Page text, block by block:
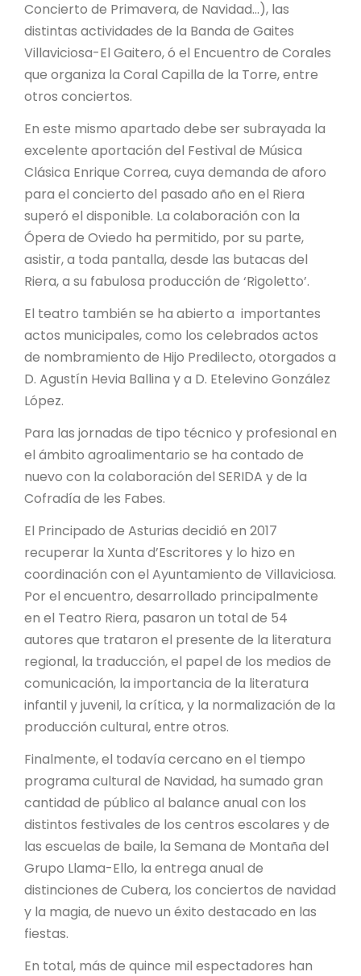
Concierto de Primavera, de Navidad...), las
distintas actividades de la Banda de Gaites
Villaviciosa-El Gaitero, ó el Encuentro de Corales
que organiza la Coral Capilla de la Torre, entre
otros conciertos.
En este mismo apartado debe ser subrayada la
excelente aportación del Festival de Música
Clásica Enrique Correa, cuya demanda de aforo
para el concierto del pasado año en el Riera
superó el disponible. La colaboración con la
Ópera de Oviedo ha permitido, por su parte,
asistir, a toda pantalla, desde las butacas del
Riera, a su fabulosa producción de ‘Rigoletto’.
El teatro también se ha abierto a importantes
actos municipales, como los celebrados actos
de nombramiento de Hijo Predilecto, otorgados a
D. Agustín Hevia Ballina y a D. Etelevino González
López.
Para las jornadas de tipo técnico y profesional en
el ámbito agroalimentario se ha contado de
nuevo con la colaboración del SERIDA y de la
Cofradía de les Fabes.
El Principado de Asturias decidió en 2017
recuperar la Xunta d’Escritores y lo hizo en
coordinación con el Ayuntamiento de Villaviciosa.
Por el encuentro, desarrollado principalmente
en el Teatro Riera, pasaron un total de 54
autores que trataron el presente de la literatura
regional, la traducción, el papel de los medios de
comunicación, la importancia de la literatura
infantil y juvenil, la crítica, y la normalización de la
producción cultural, entre otros.
Finalmente, el todavía cercano en el tiempo
programa cultural de Navidad, ha sumado gran
cantidad de público al balance anual con los
distintos festivales de los centros escolares y de
las escuelas de baile, la Semana de Montaña del
Grupo Llama-Ello, la entrega anual de
distinciones de Cubera, los conciertos de navidad
y la magia, de nuevo un éxito destacado en las
fiestas.
En total, más de quince mil espectadores han